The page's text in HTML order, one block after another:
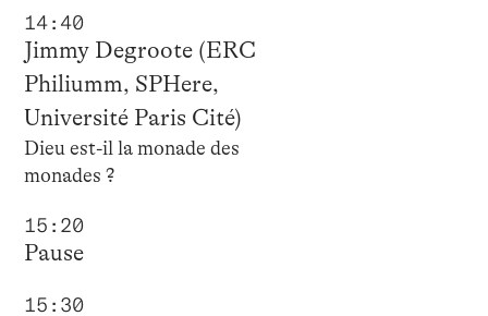
14:40
Jimmy Degroote (ERC
Philiumm, SPHere,
Université Paris Cité)
Dieu est-il la monade des
monades ?
15:20
Pause
15:30